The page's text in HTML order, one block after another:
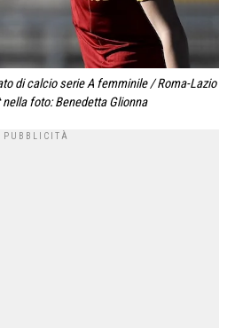
di calcio serie A femminile / Roma-Lazio
foto: Benedetta Glionna